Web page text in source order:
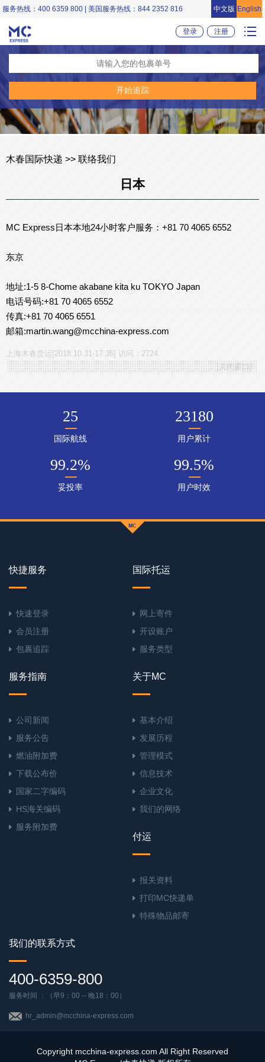
服务热线：400 6359 800 | 美国服务热线：844 2352 816 中文版 English
登录 注册
木春国际快递 >> 联络我们
日本
MC Express日本本地24小时客户服务：+81 70 4065 6552
东京
地址:1-5 8-Chome akabane kita ku TOKYO Japan
电话号码:+81 70 4065 6552
传真:+81 70 4065 6551
邮箱:martin.wang@mcchina-express.com
上海木春货运[2018.10.31-17:35] 访问：2724
[关闭窗口]
25
国际航线
23180
用户累计
99.2%
妥投率
99.5%
用户时效
快捷服务
快速登录
会员注册
包裹追踪
国际托运
网上寄件
开设账户
服务类型
服务指南
公司新闻
服务公告
燃油附加费
下载公布价
国家二字编码
HS海关编码
服务附加费
关于MC
基本介绍
发展历程
管理模式
信息技术
企业文化
我们的网络
付运
报关资料
打印MC快递单
特殊物品邮寄
我们的联系方式
400-6359-800
服务时间 ：（早9：00 -- 晚18：00）
hr_admin@mcchina-express.com
Copyright mcchina-express.com All Right Reserved